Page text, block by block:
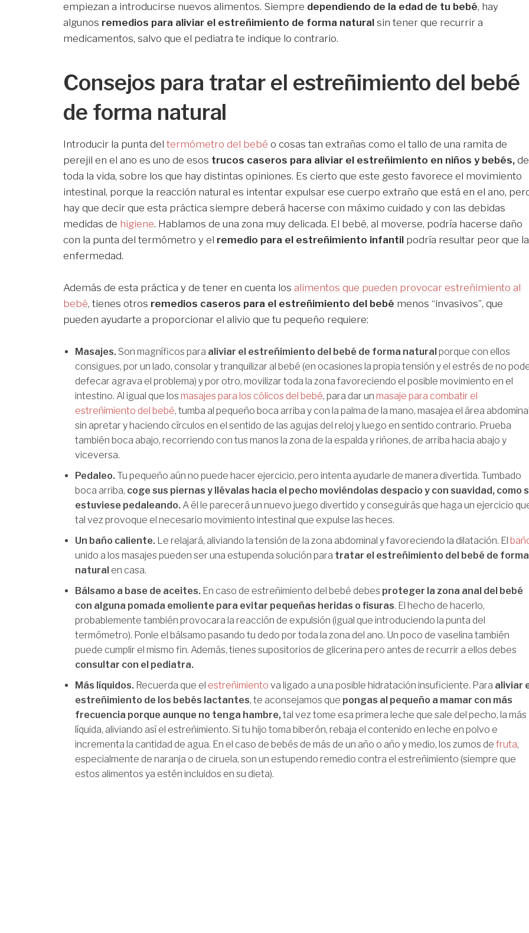
empiezan a introducirse nuevos alimentos. Siempre dependiendo de la edad de tu bebé, hay
algunos remedios para aliviar el estreñimiento de forma natural sin tener que recurrir a
medicamentos, salvo que el pediatra te indique lo contrario.
Consejos para tratar el estreñimiento del bebé
de forma natural
Introducir la punta del termómetro del bebé o cosas tan extrañas como el tallo de una ramita de
perejil en el ano es uno de esos trucos caseros para aliviar el estreñimiento en niños y bebés, de
toda la vida, sobre los que hay distintas opiniones. Es cierto que este gesto favorece el movimiento
intestinal, porque la reacción natural es intentar expulsar ese cuerpo extraño que está en el ano,
hay que decir que esta práctica siempre deberá hacerse con máximo cuidado y con las debidas
medidas de higiene. Hablamos de una zona muy delicada. El bebé, al moverse, podría hacerse daño
con la punta del termómetro y el remedio para el estreñimiento infantil podría resultar peor que la
enfermedad.
Además de esta práctica y de tener en cuenta los alimentos que pueden provocar estreñimiento al
bebé, tienes otros remedios caseros para el estreñimiento del bebé menos “invasivos”, que
pueden ayudarte a proporcionar el alivio que tu pequeño requiere:
Masajes. Son magníficos para aliviar el estreñimiento del bebé de forma natural porque con ellos
consigues, por un lado, consolar y tranquilizar al bebé (en ocasiones la propia tensión y el estrés de no
defecar agrava el problema) y por otro, movilizar toda la zona favoreciendo el posible movimiento en el
intestino. Al igual que los masajes para los cólicos del bebé, para dar un masaje para combatir el
estreñimiento del bebé, tumba al pequeño boca arriba y con la palma de la mano, masajea el área
sin apretar y haciendo círculos en el sentido de las agujas del reloj y luego en sentido contrario. Prueba
también boca abajo, recorriendo con tus manos la zona de la espalda y riñones, de arriba hacia abajo y
viceversa.
Pedaleo. Tu pequeño aún no puede hacer ejercicio, pero intenta ayudarle de manera divertida. Tumbado
boca arriba, coge sus piernas y llévalas hacia el pecho moviéndolas despacio y con suavidad, como
estuviese pedaleando. A él le parecerá un nuevo juego divertido y conseguirás que haga un ejercicio
tal vez provoque el necesario movimiento intestinal que expulse las heces.
Un baño caliente. Le relajará, aliviando la tensión de la zona abdominal y favoreciendo la dilatación. El
unido a los masajes pueden ser una estupenda solución para tratar el estreñimiento del bebé de forma
natural en casa.
Bálsamo a base de aceites. En caso de estreñimiento del bebé debes proteger la zona anal del bebé
con alguna pomada emoliente para evitar pequeñas heridas o fisuras. El hecho de hacerlo,
probablemente también provocara la reacción de expulsión (igual que introduciendo la punta del
termómetro). Ponle el bálsamo pasando tu dedo por toda la zona del ano. Un poco de vaselina también
puede cumplir el mismo fin. Además, tienes supositorios de glicerina pero antes de recurrir a ellos debes
consultar con el pediatra.
Más líquidos. Recuerda que el estreñimiento va ligado a una posible hidratación insuficiente. Para aliviar
estreñimiento de los bebés lactantes, te aconsejamos que pongas al pequeño a mamar con más
frecuencia porque aunque no tenga hambre, tal vez tome esa primera leche que sale del pecho, la más
líquida, aliviando así el estreñimiento. Si tu hijo toma biberón, rebaja el contenido en leche en polvo e
incrementa la cantidad de agua. En el caso de bebés de más de un año o año y medio, los zumos de fruta,
especialmente de naranja o de ciruela, son un estupendo remedio contra el estreñimiento (siempre que
estos alimentos ya estén incluidos en su dieta).